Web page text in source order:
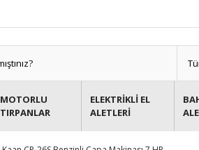
MOTORLU
TIRPANLAR
ELEKTRİKLİ EL
ALETLERİ